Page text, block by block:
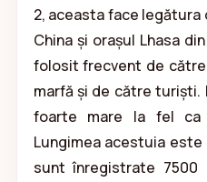
2, aceasta face
China și orașul Lhasa
folosit frecvent de
marfă și de către
foarte mare la fel ca
Lungimea acestuia
sunt înregistrate 7500